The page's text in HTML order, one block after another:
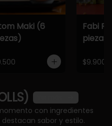
Maki (6
Fabi
piezas)
$9.900
con ingredientes
sabor y estilo.